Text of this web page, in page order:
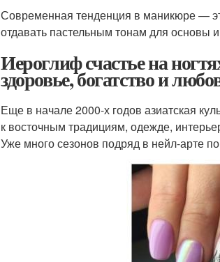
Современная тенденция в маникюре —
отдавать пастельным тонам для основы
Иероглиф счастье на
здоровье, богатство и
Еще в начале 2000-х годов азиатская
к восточным традициям, одежде,
Уже много сезонов подряд в нейл-арте